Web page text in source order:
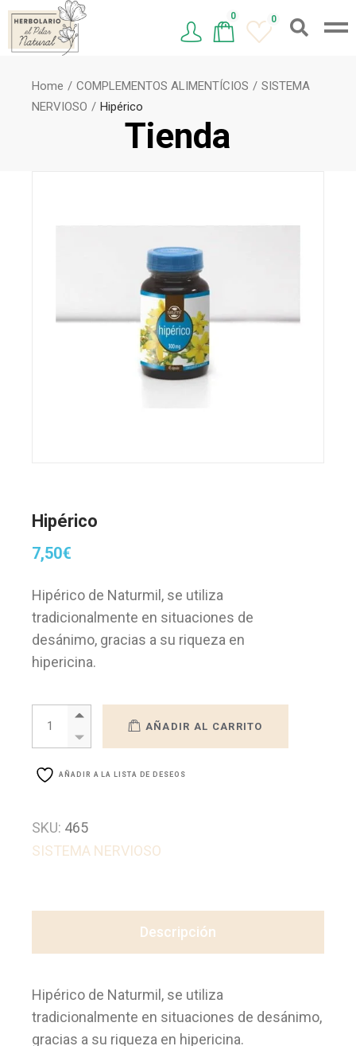
0 0
Tienda
Home COMPLEMENTOS ALIMENTÍCIOS
SISTEMA
NERVIOSO
Hipérico
Hipérico
7,50€
Hipérico de Naturmil, se utiliza
tradicionalmente en situaciones de
desánimo, gracias a su riqueza en
hipericina.
Hipérico quantity
AÑADIR AL CARRITO
AÑADIR A LA LISTA DE DESEOS
SKU: 465
SISTEMA NERVIOSO
Descripción
Hipérico de Naturmil, se utiliza
tradicionalmente en situaciones de desánimo,
gracias a su riqueza en hipericina.